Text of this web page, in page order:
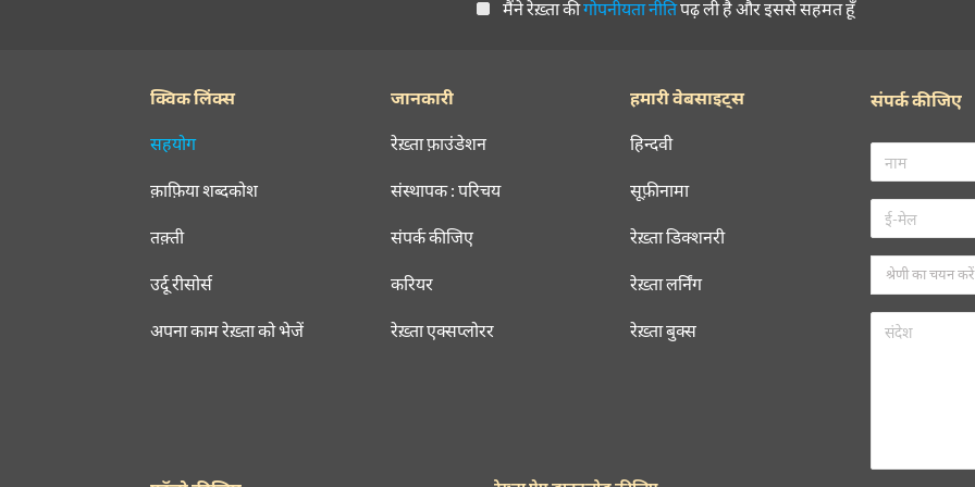
मैंने रेख़्ता कीगोपनीयता नीतिपढ़ ली है और इससे सहमत हूँ
क्विक लिंक्स
सहयोग
क़ाफ़िया शब्दकोश
तक़्ती
उर्दू रीसोर्स
अपना काम रेख़्ता को भेजें
जानकारी
रेख़्ता फ़ाउंडेशन
संस्थापक : परिचय
संपर्क कीजिए
करियर
रेख़्ता एक्सप्लोरर
हमारी वेबसाइट्स
हिन्दवी
सूफ़ीनामा
रेख़्ता डिक्शनरी
रेख़्ता लर्निंग
रेख़्ता बुक्स
संपर्क कीजिए